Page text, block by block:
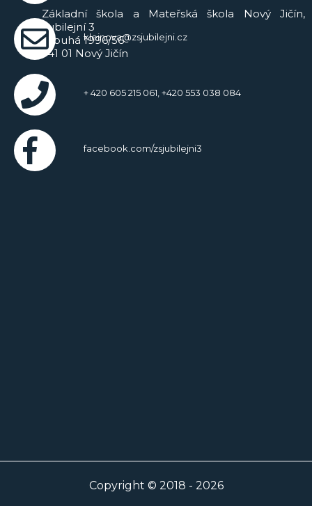
Základní škola a Mateřská škola Nový Jičín,
Jubilejní 3
Dlouhá 1996/56
741 01 Nový Jičín
kleinova@zsjubilejni.cz
+ 420 605 215 061, +420 553 038 084
facebook.com/zsjubilejni3
Copyright © 2018 - 2026